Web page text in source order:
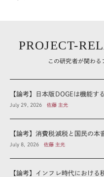
PROJECT-
この研究者が関わる
【論考】日本版DOGEは機能す
July 29, 2026 佐藤 主光
【論考】消費税減税と国民の本
July 8, 2026 佐藤 主光
【論考】インフレ時代における